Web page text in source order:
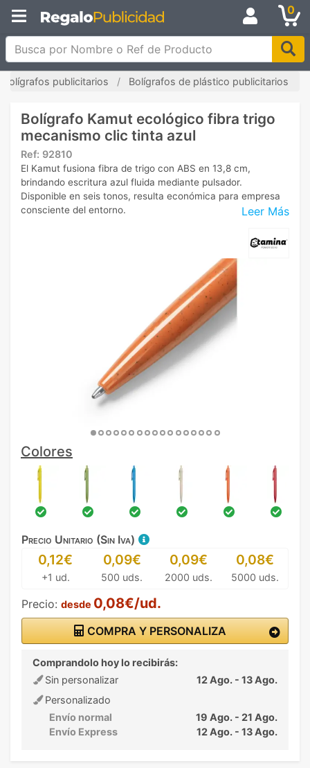
0
Busca por Nombre o Ref de Producto
Bolígrafos publicitarios Bolígrafos de plástico publicitarios
Bolígrafo Kamut ecológico fibra trigo
mecanismo clic tinta azul
Ref: 92810
Leer Más
El Kamut fusiona fibra de trigo con ABS en 13,8 cm,
brindando escritura azul fluida mediante pulsador.
Disponible en seis tonos, resulta económica para empresa
consciente del entorno.
Colores
Precio Unitario (Sin Iva)
0,12€
+1 ud.
0,09€
500 uds.
0,09€
2000 uds.
0,08€
5000 uds.
Precio: desde 0,08€/ud.
COMPRA Y PERSONALIZA
Comprandolo hoy lo recibirás:
Sin personalizar
12 Ago. - 13 Ago.
Personalizado
Envío normal
19 Ago. - 21 Ago.
Envío Express
12 Ago. - 13 Ago.